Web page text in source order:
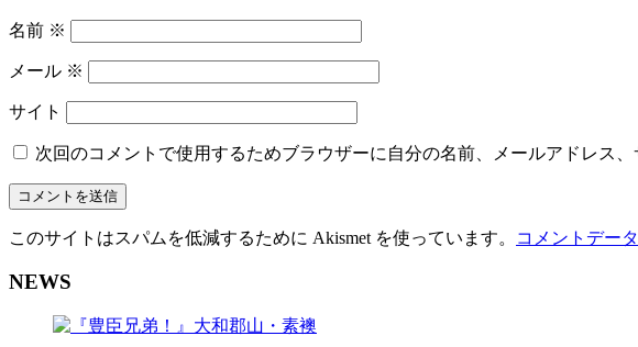
名前 ※
メール ※
サイト
次回のコメントで使用するためブラウザーに自分の名前、メールアドレス、
このサイトはスパムを低減するために Akismet を使っています。 コメントデー
NEWS